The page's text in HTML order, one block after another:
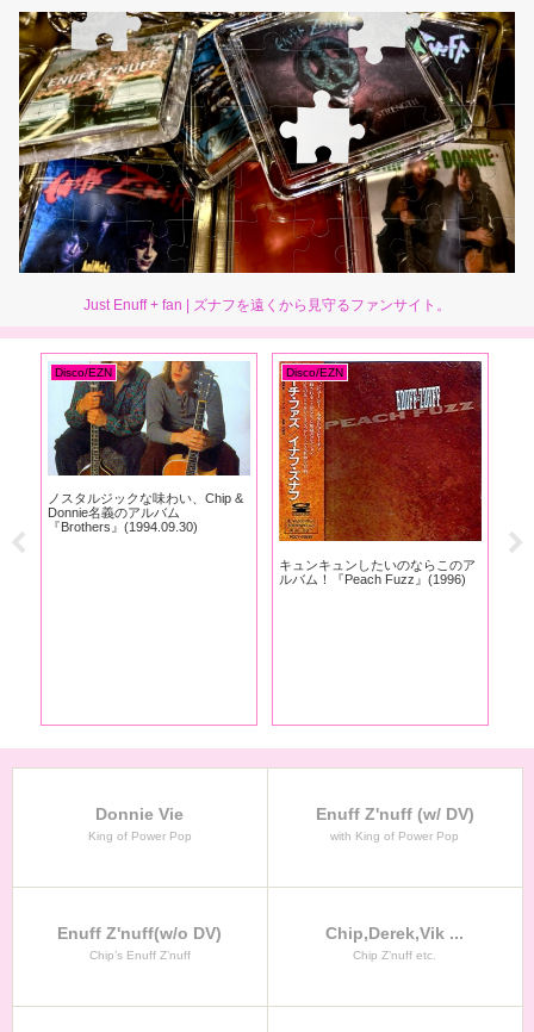
Just Enuff + fan | ズナフを遠くから見守るファンサイト。
Disco/EZN
ノスタルジックな味わい、Chip &
Donnie名義のアルバム
『Brothers』(1994.09.30)
Disco/EZN
キュンキュンしたいのならこのア
ルバム！『Peach Fuzz』(1996)
Donnie Vie
King of Power Pop
Enuff Z'nuff (w/ DV)
with King of Power Pop
Enuff Z'nuff(w/o DV)
Chip’s Enuff Z’nuff
Chip,Derek,Vik ...
Chip Z’nuff etc.